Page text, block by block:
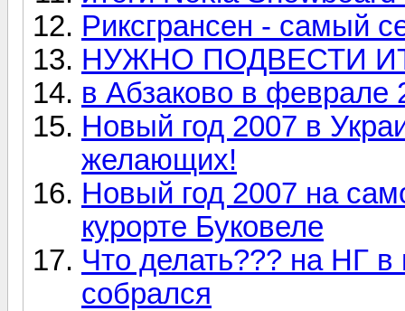
Риксгрансен - самый
НУЖНО ПОДВЕСТИ
в Абзаково в феврале
Новый год 2007 в
желающих!
Новый год 2007 на
курорте Буковеле
Что делать??? на НГ в
собрался